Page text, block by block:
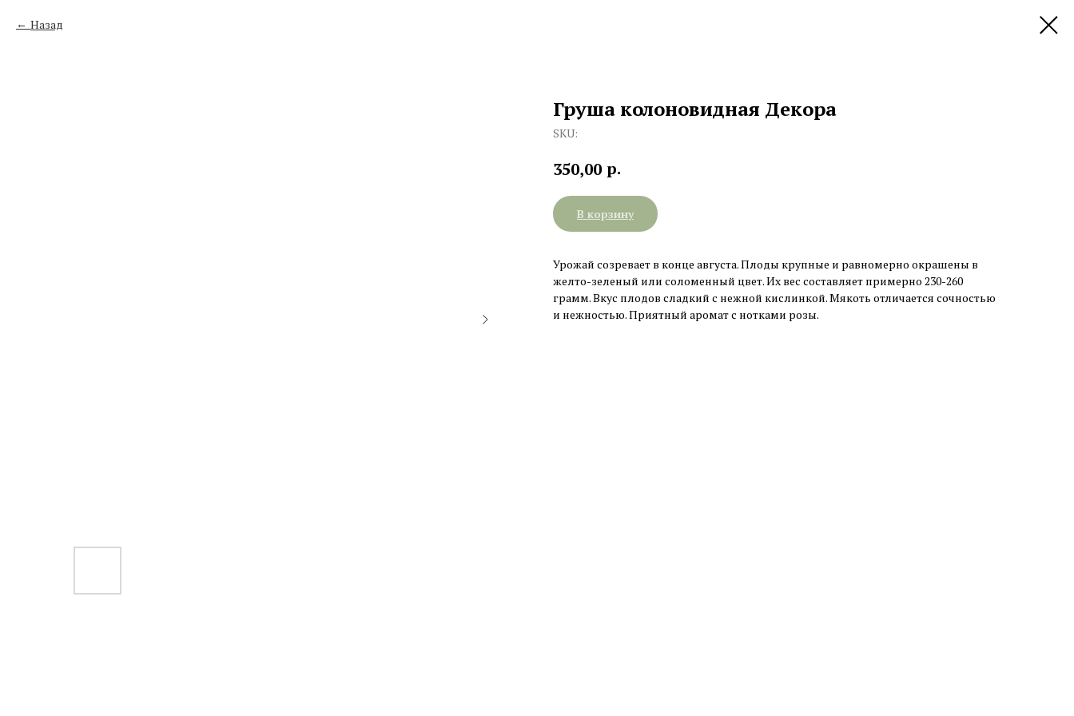
Назад
Груша колоновидная Декора
SKU:
350,00 р.
В корзину
Урожай созревает в конце августа. Плоды крупные и равномерно окрашены в
желто-зеленый или соломенный цвет. Их вес составляет примерно 230-260
грамм. Вкус плодов сладкий с нежной кислинкой. Мякоть отличается сочностью
и нежностью. Приятный аромат с нотками розы.